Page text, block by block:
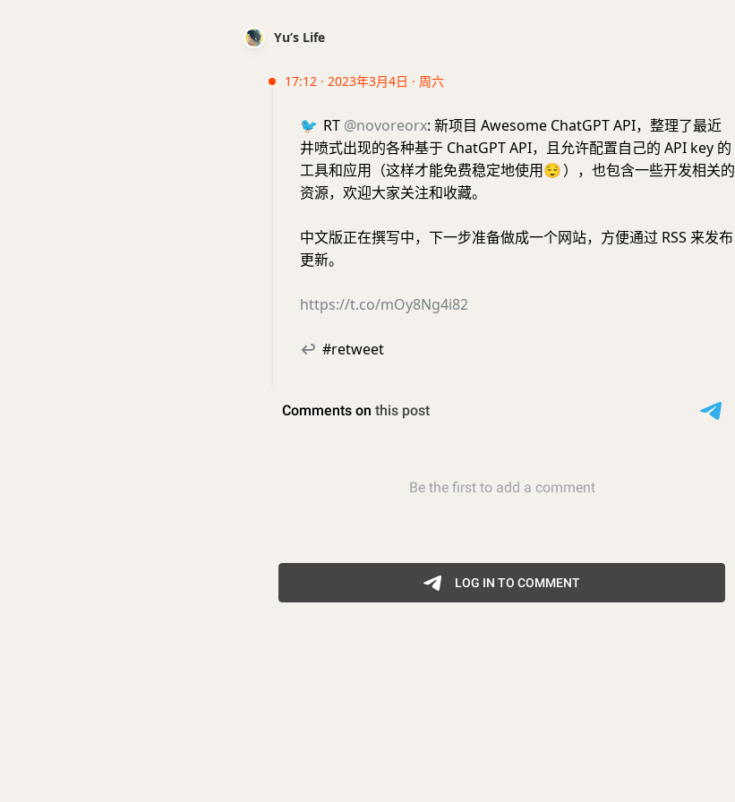
Yu’s Life
17:12 · 2023年3月4日 · 周六
🐦 RT @novoreorx: 新项目 Awesome ChatGPT API，整理了最近
井喷式出现的各种基于 ChatGPT API，且允许配置自己的 API key 的
工具和应用（这样才能免费稳定地使用😌），也包含一些开发相关的
资源，欢迎大家关注和收藏。
中文版正在撰写中，下一步准备做成一个网站，方便通过 RSS 来发布
更新。
https://t.co/mOy8Ng4i82
↩ #retweet